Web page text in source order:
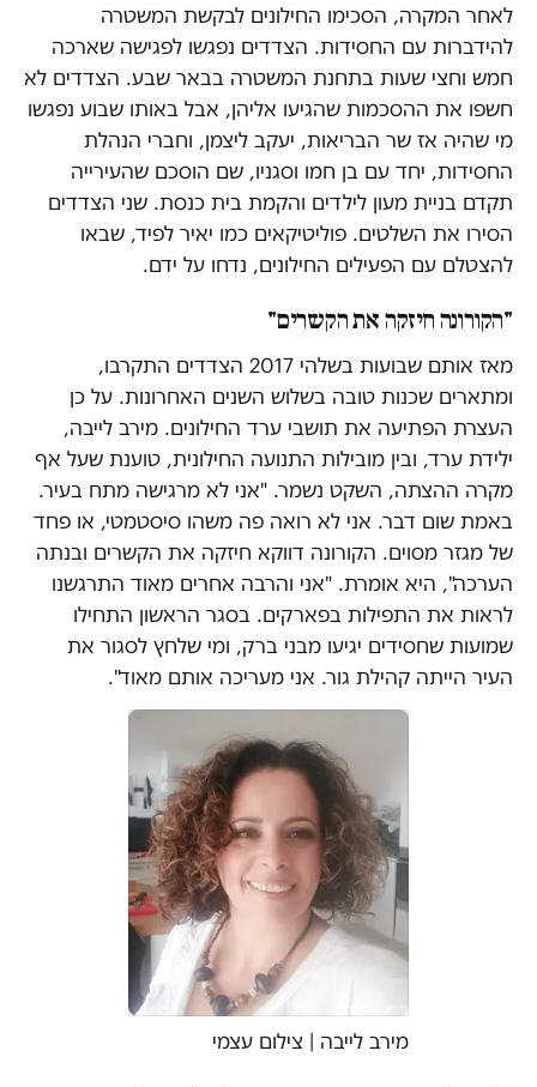
לאחר המקרה, הסכימו החילונים לבקשת המשטרה
להידברות עם החסידות. הצדדים נפגשו לפגישה שארכה
חמש וחצי שעות בתחנת המשטרה בבאר שבע. הצדדים לא
חשפו את ההסכמות שהגיעו אליהן, אבל באותו שבוע נפגשו
מי שהיה אז שר הבריאות, יעקב ליצמן, וחברי הנהלת
החסידות, יחד עם בן חמו וסגניו, שם הוסכם שהעירייה
תקדם בניית מעון לילדים והקמת בית כנסת. שני הצדדים
הסירו את השלטים. פוליטיקאים כמו יאיר לפיד, שבאו
להצטלם עם הפעילים החילונים, נדחו על ידם.
"הקורונה חיזקה את הקשרים"
מאז אותם שבועות בשלהי 2017 הצדדים התקרבו,
ומתארים שכנות טובה בשלוש השנים האחרונות. על כן
העצרת הפתיעה את תושבי ערד החילונים. מירב לייבה,
ילידת ערד, ובין מובילות התנועה החילונית, טוענת שעל אף
מקרה ההצתה, השקט נשמר. "אני לא מרגישה מתח בעיר.
באמת שום דבר. אני לא רואה פה משהו סיסטמטי, או פחד
של מגזר מסוים. הקורונה דווקא חיזקה את הקשרים ובנתה
הערכה", היא אומרת. "אני והרבה אחרים מאוד התרגשנו
לראות את התפילות בפארקים. בסגר הראשון התחילו
שמועות שחסידים יגיעו מבני ברק, ומי שלחץ לסגור את
העיר הייתה קהילת גור. אני מעריכה אותם מאוד".
מירב לייבה | צילום עצמי